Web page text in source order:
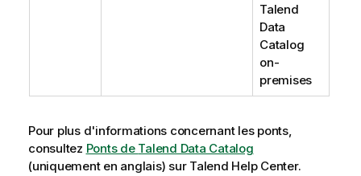
Talend
Data
Catalog
on-
premises
Pour plus d'informations concernant les ponts,
consultez Ponts de Talend Data Catalog
(uniquement en anglais) sur Talend Help Center.